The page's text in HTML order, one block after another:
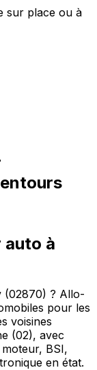
sur place ou à
auto à
(02870) ? Allo-
pour les
voisines
(02), avec
BSI,
en état.